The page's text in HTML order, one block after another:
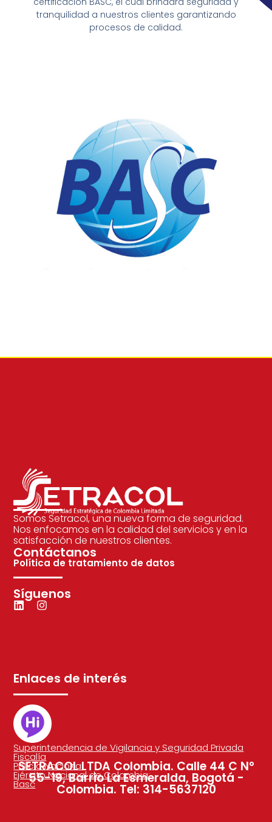
tranquilidad a nuestros clientes garantizando
procesos de calidad.
SETRACOL LTDA Colombia. Calle 44 C N°
55-19, Barrio La Esmeralda, Bogotá -
Colombia. Tel: 314-5637120
Somos Setracol, una nueva forma de seguridad.
Nos enfocamos en la calidad del servicios y en la
satisfacción de nuestros clientes.
Contáctanos
Política de tratamiento de datos
Síguenos
Enlaces de interés
Superintendencia de Vigilancia y Seguridad Privada
Fiscalía
Policía Nacional
Ejército Nacional de Colombia:
Basc